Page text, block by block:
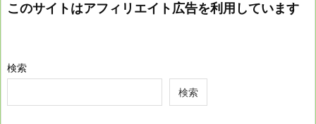
このサイトはアフィリエイト広告を利用しています
検索
検索